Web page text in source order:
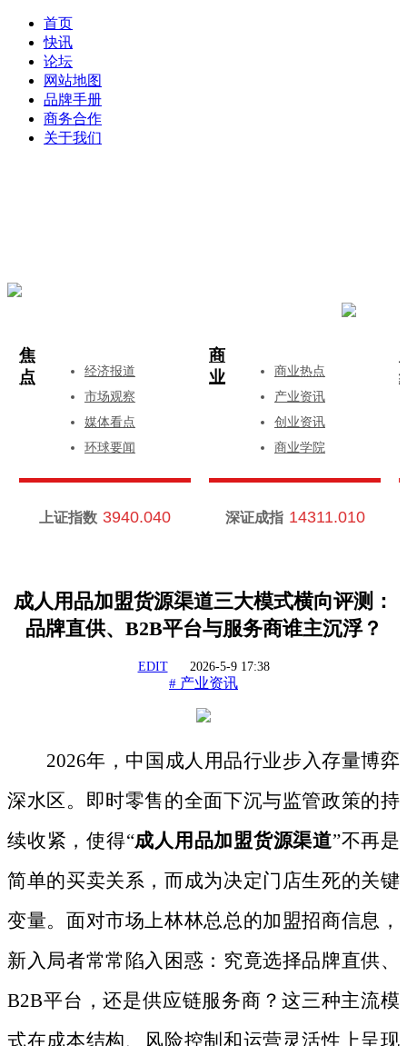
首页
快讯
论坛
网站地图
品牌手册
商务合作
关于我们
焦
点
经济报道
市场观察
媒体看点
环球要闻
商
业
商业热点
产业资讯
创业资讯
商业学院
上证指数 3940.040 深证成指 14311.010
成人用品加盟货源渠道三大模式横向评测：
品牌直供、B2B平台与服务商谁主沉浮？
EDIT 2026-5-9 17:38
# 产业资讯
2026年，中国成人用品行业步入存量博弈
深水区。即时零售的全面下沉与监管政策的持
续收紧，使得“成人用品加盟货源渠道”不再是
简单的买卖关系，而成为决定门店生死的关键
变量。面对市场上林林总总的加盟招商信息，
新入局者常常陷入困惑：究竟选择品牌直供、
B2B平台，还是供应链服务商？这三种主流模
式在成本结构、风险控制和运营灵活性上呈现